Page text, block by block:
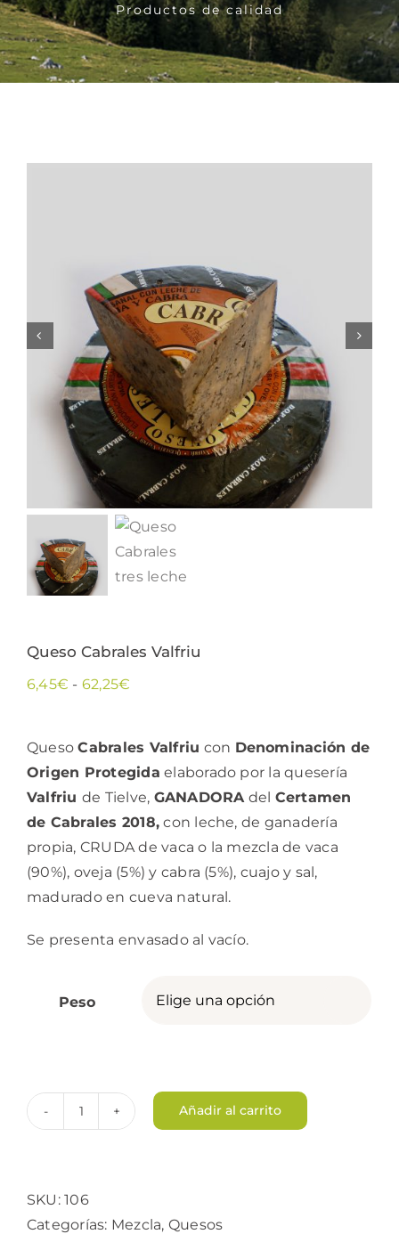
Bebidas
Conservas
Productos de calidad
Queso Cabrales Valfriu
6,45€ - 62,25€
desde
6,45€
hasta
62,25€
QuesoCabrales Valfriu con Denominación de
Origen Protegida elaborado por la quesería
Valfriu de Tielve, GANADORAdel Certamen
de Cabrales 2018, con leche, de ganadería
propia, CRUDA de vaca o la mezcla de vaca
(90%), oveja (5%) y cabra (5%), cuajo y sal,
madurado en cueva natural.
Se presenta envasado al vacío.
Peso
cantidad
Añadir al carrito
SKU:106
Categorías: Mezcla, Quesos